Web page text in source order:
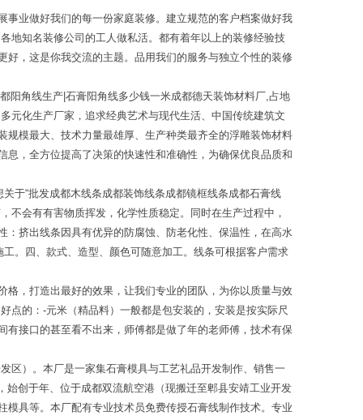
业做好我们的每一份家庭装修。建立规范的客户档案做好我
地知名装修公司的工人做私活。都有着年以上的装修经验技
，这是你我交流的主题。品用我们的服务与独立个性的装修
阳角线生产|石膏阳角线多少钱一米成都德天装饰材料厂,占地
元化生产厂家，追求经典艺术与现代生活、中国传统建筑文
模最大、技术力量最雄厚、生产种类最齐全的浮雕装饰材料
，全方位提高了决策的快速性和准确性，为确保优良品质和
于“批发成都木线条成都装饰线条成都镜框线条成都石膏线
不会有有害物质挥发，化学性质稳定。同时在生产过程中，
挤出线条因具有优异的防腐蚀、防老化性、保温性，在高水
。四、款式、造型、颜色可随意加工。线条可根据客户需求
，打造出最好的效果，让我们专业的团队，为你以质量与效
点的：-元米（精品料）一般都是包安装的，安装是按实际尺
接口的甚至看不出来，师傅都是做了年的老师傅，技术有保
区）。本厂是一家集石膏模具与工艺礼品开发制作、销售一
创于年、位于成都双流航空港（现搬迁至郫县安靖工业开发
具等。本厂配有专业技术员免费传授石膏线制作技术。专业